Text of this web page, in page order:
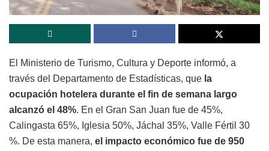
El Ministerio de Turismo, Cultura y Deporte informó, a
través del Departamento de Estadísticas, que la
ocupación hotelera durante el fin de semana largo
alcanzó el 48%. En el Gran San Juan fue de 45%,
Calingasta 65%, Iglesia 50%, Jáchal 35%, Valle Fértil 30
%. De esta manera, el impacto económico fue de 950